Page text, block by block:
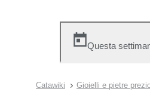
Questa
Catawiki Gioielli e pietre